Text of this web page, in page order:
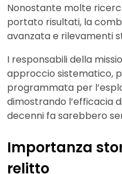
Nonostante molte
portato risultati, la
avanzata e rilevamenti
I responsabili della
approccio sistematico,
programmata per
dimostrando l’efficacia
decenni fa sarebbero
Importanza
relitto